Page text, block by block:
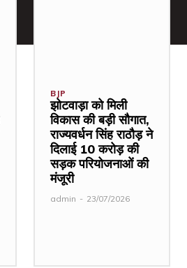
BJP
झोटवाड़ा को मिली
विकास की बड़ी सौगात,
राज्यवर्धन सिंह राठौड़ ने
दिलाई ₹10 करोड़ की
सड़क परियोजनाओं की
मंजूरी
admin - 23/07/2026